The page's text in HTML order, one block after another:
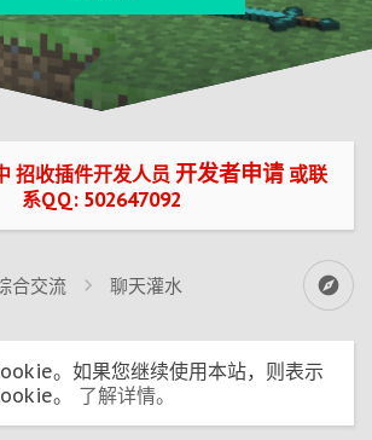
招收插件开发人员 开发者申请 或联
系QQ: 502647092
合交流 聊天灌水
。如果您继续使用本站，则表示
。 了解详情。